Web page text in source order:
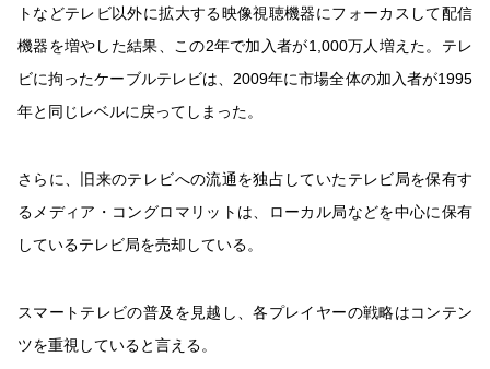
トなどテレビ以外に拡大する映像視聴機器にフォーカスして配信
機器を増やした結果、この2年で加入者が1,000万人増えた。テレ
ビに拘ったケーブルテレビは、2009年に市場全体の加入者が1995
年と同じレベルに戻ってしまった。
さらに、旧来のテレビへの流通を独占していたテレビ局を保有す
るメディア・コングロマリットは、ローカル局などを中心に保有
しているテレビ局を売却している。
スマートテレビの普及を見越し、各プレイヤーの戦略はコンテン
ツを重視していると言える。